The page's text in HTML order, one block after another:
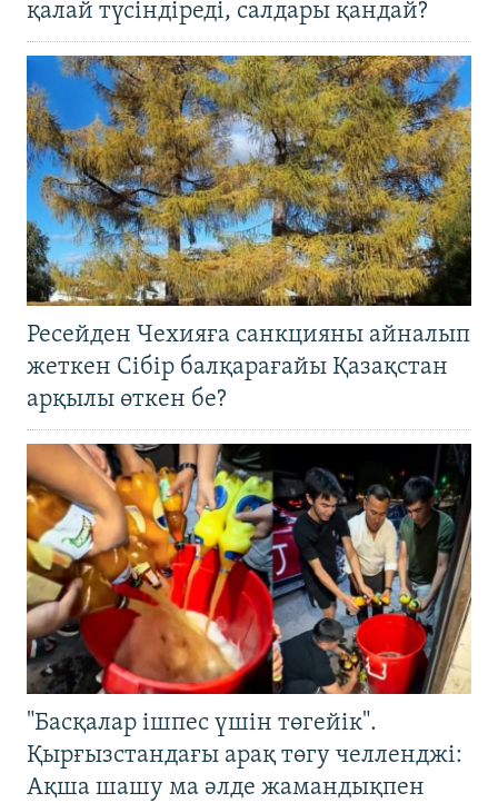
қалай түсіндіреді, салдары қандай?
Ресейден Чехияға санкцияны айналып
жеткен Сібір балқарағайы Қазақстан
арқылы өткен бе?
"Басқалар ішпес үшін төгейік".
Қырғызстандағы арақ төгу челленджі:
Ақша шашу ма әлде жамандықпен